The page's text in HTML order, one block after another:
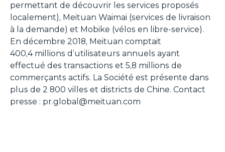
permettant de découvrir les services proposés
localement), Meituan Waimai (services de livraison
à la demande) et Mobike (vélos en libre-service).
En décembre 2018, Meituan comptait
400,4 millions d’utilisateurs annuels ayant
effectué des transactions et 5,8 millions de
commerçants actifs. La Société est présente dans
plus de 2 800 villes et districts de Chine. Contact
presse : pr.global@meituan.com